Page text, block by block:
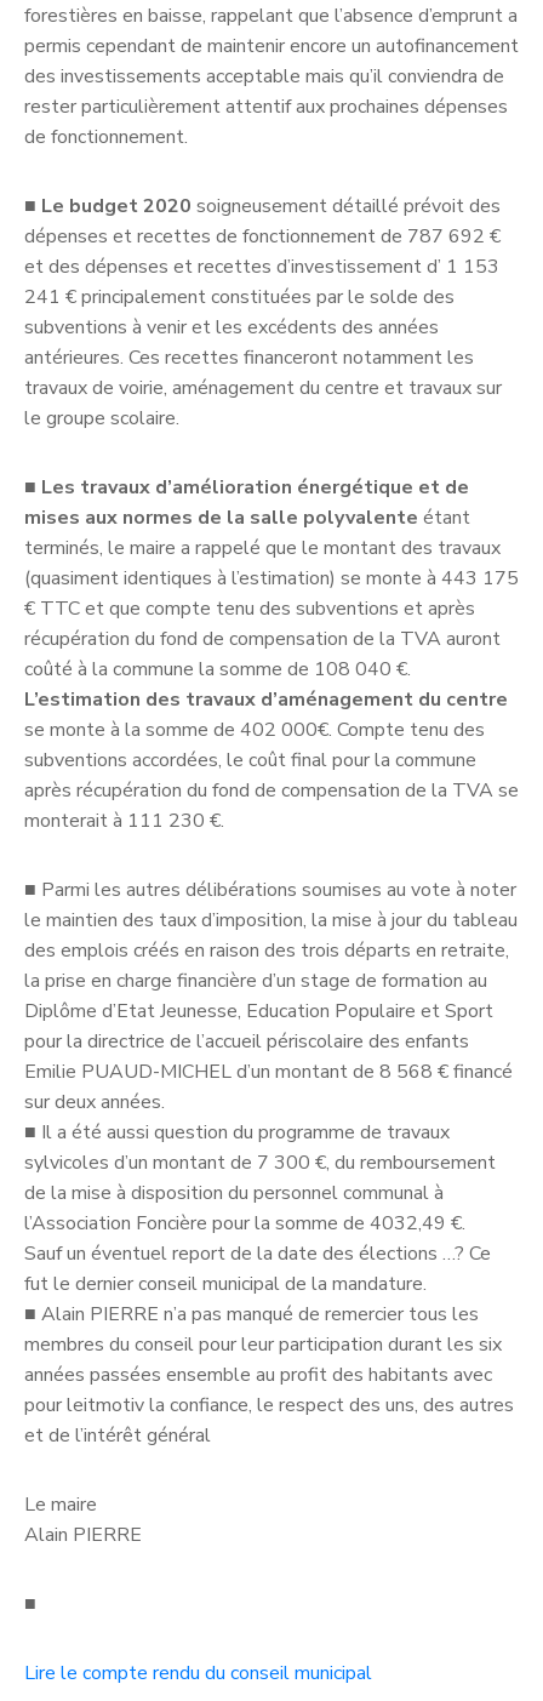
forestières en baisse, rappelant que l’absence d’emprunt a
permis cependant de maintenir encore un autofinancement
des investissements acceptable mais qu’il conviendra de
rester particulièrement attentif aux prochaines dépenses
de fonctionnement.
■ Le budget 2020 soigneusement détaillé prévoit des
dépenses et recettes de fonctionnement de 787 692 €
et des dépenses et recettes d’investissement d’ 1 153
241 € principalement constituées par le solde des
subventions à venir et les excédents des années
antérieures. Ces recettes financeront notamment les
travaux de voirie, aménagement du centre et travaux sur
le groupe scolaire.
■ Les travaux d’amélioration énergétique et de
mises aux normes de la salle polyvalente étant
terminés, le maire a rappelé que le montant des travaux
(quasiment identiques à l’estimation) se monte à 443 175
€ TTC et que compte tenu des subventions et après
récupération du fond de compensation de la TVA auront
coûté à la commune la somme de 108 040 €.
L’estimation des travaux d’aménagement du centre
se monte à la somme de 402 000€. Compte tenu des
subventions accordées, le coût final pour la commune
après récupération du fond de compensation de la TVA se
monterait à 111 230 €.
■ Parmi les autres délibérations soumises au vote à noter
le maintien des taux d’imposition, la mise à jour du tableau
des emplois créés en raison des trois départs en retraite,
la prise en charge financière d’un stage de formation au
Diplôme d’Etat Jeunesse, Education Populaire et Sport
pour la directrice de l’accueil périscolaire des enfants
Emilie PUAUD-MICHEL d’un montant de 8 568 € financé
sur deux années.
■ Il a été aussi question du programme de travaux
sylvicoles d’un montant de 7 300 €, du remboursement
de la mise à disposition du personnel communal à
l’Association Foncière pour la somme de 4032,49 €.
Sauf un éventuel report de la date des élections …? Ce
fut le dernier conseil municipal de la mandature.
■ Alain PIERRE n’a pas manqué de remercier tous les
membres du conseil pour leur participation durant les six
années passées ensemble au profit des habitants avec
pour leitmotiv la confiance, le respect des uns, des autres
et de l’intérêt général
Le maire
Alain PIERRE
■
Lire le compte rendu du conseil municipal